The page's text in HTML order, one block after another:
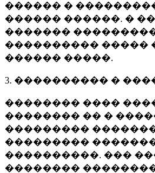
������ �
������ ������. �
�������
���������� �����
������ �����.
3. ���������� �
�������� ����
�������� �� �
���������
���������
����������. ���
��������